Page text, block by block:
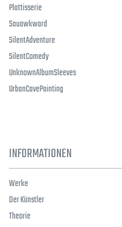
Plattisserie
Sauawkward
SilentAdventure
SilentComedy
UnknownAlbumSleeves
UrbanCavePainting
INFORMATIONEN
Werke
Der Künstler
Theorie